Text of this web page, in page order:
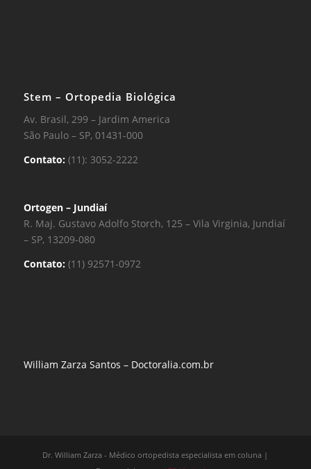
Stem – Ortopedia Biológica
Av. Brasil, 299 – Jardim America
São Paulo – SP, 01431-000
Contato: (11): 3052-2222
Ortogen – Jundiaí
R. Maj. Gustavo Adolfo Storch, 125 – Vila Virginia, Jundiaí
– SP, 13209-080
Contato: (11) 92571-0972
William Zarza Santos – Doctoralia.com.br
Dr. William Zarza - Médico ortopedista especialista em coluna |